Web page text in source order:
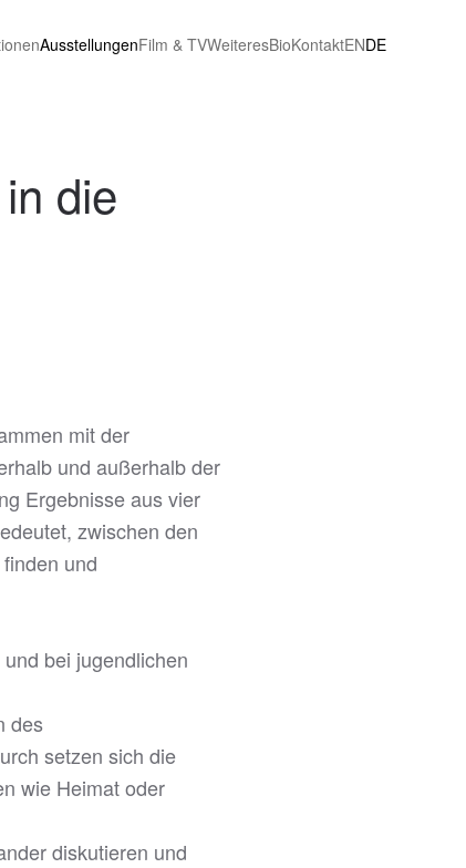
AusstellungenFilm & TVWeiteresBioKontaktENDE
die
mit der
und außerhalb der
Ergebnisse aus vier
zwischen den
und
bei jugendlichen
des
setzen sich die
wie Heimat oder
diskutieren und